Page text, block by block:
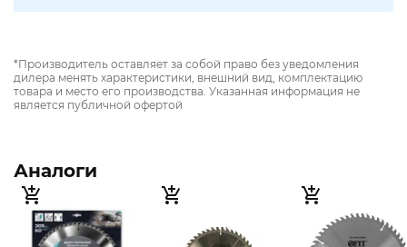
*Производитель оставляет за собой право без уведомления
дилера менять характеристики, внешний вид, комплектацию
товара и место его производства. Указанная информация не
является публичной офертой
Аналоги